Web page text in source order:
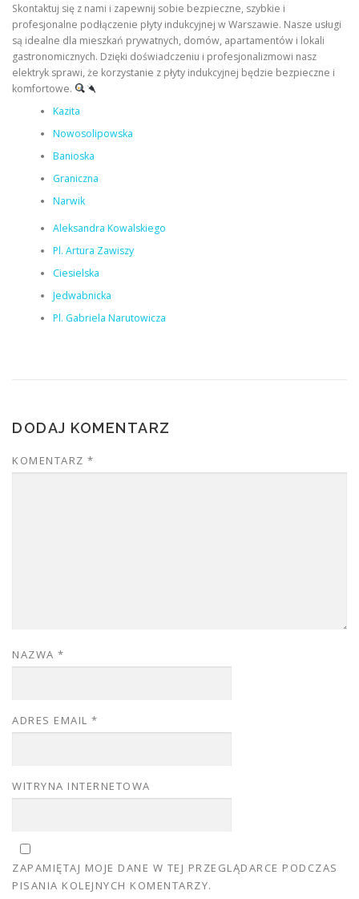
Skontaktuj się z nami i zapewnij sobie bezpieczne, szybkie i
profesjonalne podłączenie płyty indukcyjnej w Warszawie. Nasze usługi
są idealne dla mieszkań prywatnych, domów, apartamentów i lokali
gastronomicznych. Dzięki doświadczeniu i profesjonalizmowi nasz
elektryk sprawi, że korzystanie z płyty indukcyjnej będzie bezpieczne i
komfortowe.
Kazita
Nowosolipowska
Banioska
Graniczna
Narwik
Aleksandra Kowalskiego
Pl. Artura Zawiszy
Ciesielska
Jedwabnicka
Pl. Gabriela Narutowicza
DODAJ KOMENTARZ
KOMENTARZ *
NAZWA *
ADRES EMAIL *
WITRYNA INTERNETOWA
ZAPAMIĘTAJ MOJE DANE W TEJ PRZEGLĄDARCE PODCZAS
PISANIA KOLEJNYCH KOMENTARZY.